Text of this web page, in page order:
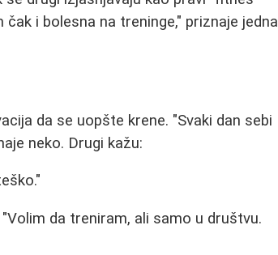
i bolesna na treninge," priznaje jedna
da se uopšte krene. "Svaki dan sebi
neko. Drugi kažu:
da treniram, ali samo u društvu.